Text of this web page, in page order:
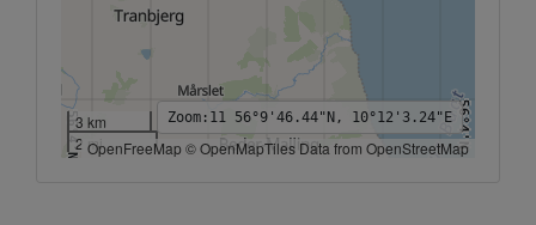
56°4'N 56°4'N
3 km
2 miOpenFreeMap © OpenMapTiles Data from OpenStreetMap
Zoom: 11 56°9'46.44"N, 10°12'3.24"E